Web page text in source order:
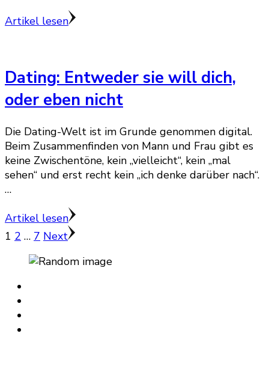
Artikel lesen
Dating: Entweder sie will dich,
oder eben nicht
Die Dating-Welt ist im Grunde genommen digital.
Beim Zusammenfinden von Mann und Frau gibt es
keine Zwischentöne, kein „vielleicht“, kein „mal
sehen“ und erst recht kein „ich denke darüber nach“.
…
Artikel lesen
Seitennummerierung
der
Beiträge
Page
1 Page
2 … Page
7 Next